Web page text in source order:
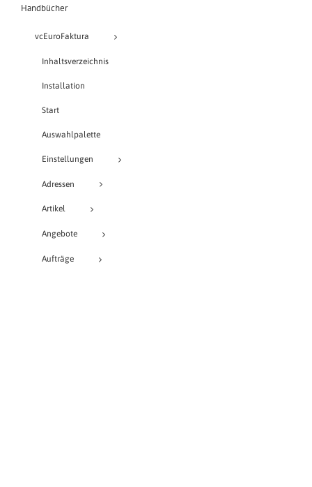
Handbücher
vcEuroFaktura
Inhaltsverzeichnis
Installation
Start
Auswahlpalette
Einstellungen
Adressen
Artikel
Angebote
Aufträge